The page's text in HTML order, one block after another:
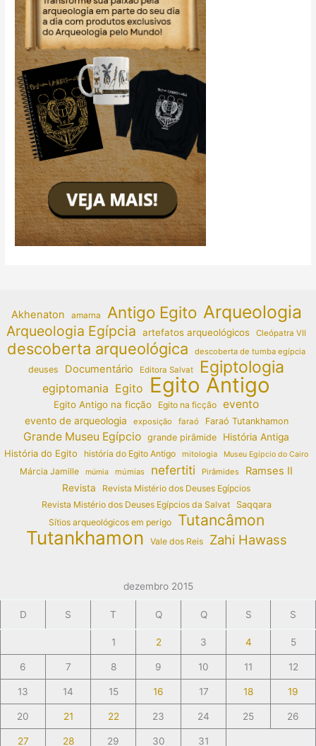
Akhenaton amarna Antigo Egito Arqueologia
Arqueologia Egípcia artefatos arqueológicos Cleópatra VII
descoberta arqueológica descoberta de tumba egípcia
deuses Documentário Editora Salvat Egiptologia
egiptomania Egito Egito Antigo
Egito Antigo na ficção Egito na ficção evento
evento de arqueologia exposição faraó Faraó Tutankhamon
Grande Museu Egípcio grande pirâmide
História Antiga
História do Egito
história do Egito Antigo mitologia Museu Egípcio do Cairo
Márcia Jamille múmia múmias nefertiti Pirâmides Ramses II
Revista
Revista Mistério dos Deuses Egípcios
Revista Mistério dos Deuses Egípcios da Salvat
Saqqara
Sítios arqueológicos em perigo
Tutancâmon
Tutankhamon Vale dos Reis Zahi Hawass
dezembro 2015
D S T Q Q S S
1 2 3 4 5
6 7 8 9 10 11 12
13 14 15 16 17 18 19
20 21 22 23 24 25 26
27 28 29 30 31